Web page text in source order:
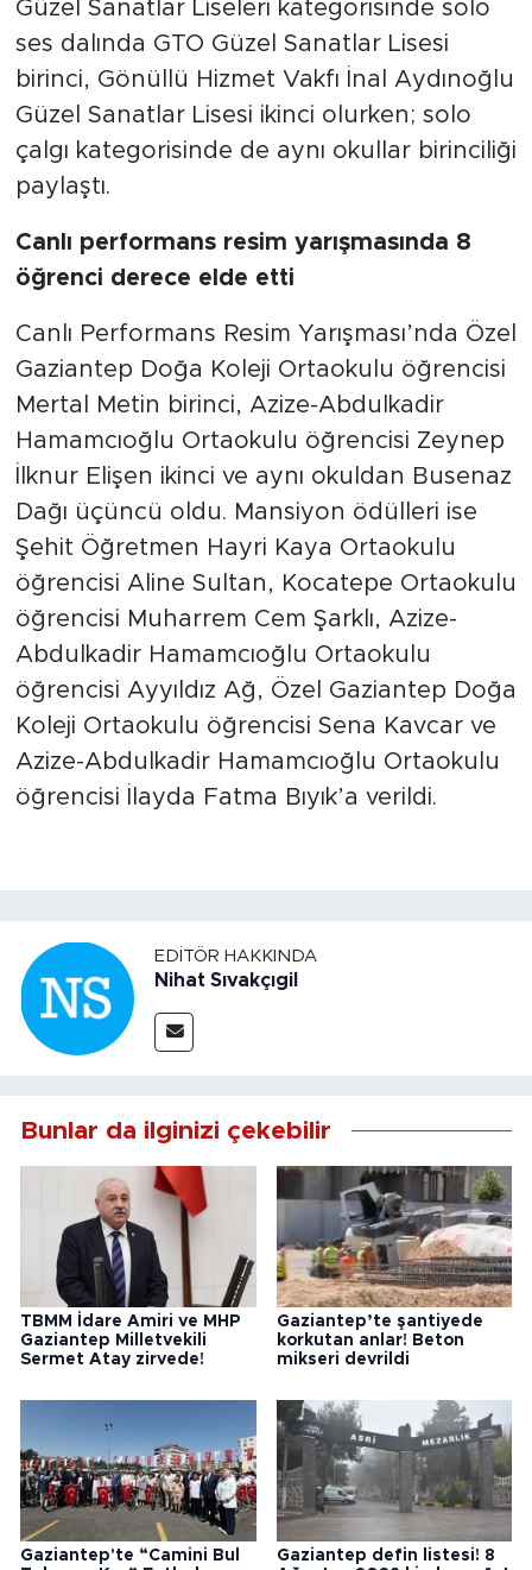
Güzel Sanatlar Liseleri kategorisinde solo
ses dalında GTO Güzel Sanatlar Lisesi
birinci, Gönüllü Hizmet Vakfı İnal Aydınoğlu
Güzel Sanatlar Lisesi ikinci olurken; solo
çalgı kategorisinde de aynı okullar birinciliği
paylaştı.
Canlı performans resim yarışmasında 8
öğrenci derece elde etti
Canlı Performans Resim Yarışması’nda Özel
Gaziantep Doğa Koleji Ortaokulu öğrencisi
Mertal Metin birinci, Azize-Abdulkadir
Hamamcıoğlu Ortaokulu öğrencisi Zeynep
İlknur Elişen ikinci ve aynı okuldan Busenaz
Dağı üçüncü oldu. Mansiyon ödülleri ise
Şehit Öğretmen Hayri Kaya Ortaokulu
öğrencisi Aline Sultan, Kocatepe Ortaokulu
öğrencisi Muharrem Cem Şarklı, Azize-
Abdulkadir Hamamcıoğlu Ortaokulu
öğrencisi Ayyıldız Ağ, Özel Gaziantep Doğa
Koleji Ortaokulu öğrencisi Sena Kavcar ve
Azize-Abdulkadir Hamamcıoğlu Ortaokulu
öğrencisi İlayda Fatma Bıyık’a verildi.
EDITÖR HAKKINDA
Nihat Sıvakçıgil
Bunlar da ilginizi çekebilir
TBMM İdare Amiri ve MHP
Gaziantep Milletvekili
Sermet Atay zirvede!
Gaziantep’te şantiyede
korkutan anlar! Beton
mikseri devrildi
Gaziantep'te “Camini Bul
Gaziantep defin listesi! 8